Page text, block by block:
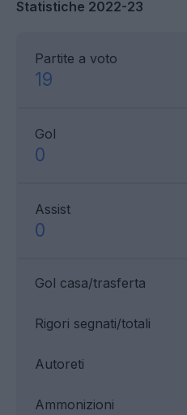
Statistiche 2022-23
Partite a voto
19
Gol
0
Assist
0
Gol casa/trasferta
Ammonizioni
Rigori segnati/totali
Autoreti